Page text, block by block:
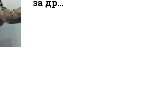
за др...